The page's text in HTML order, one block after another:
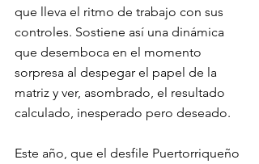
que lleva el ritmo de trabajo con sus
controles. Sostiene así una dinámica
que desemboca en el momento
sorpresa al despegar el papel de la
matriz y ver, asombrado, el resultado
calculado, inesperado pero deseado.
Este año, que el desfile Puertorriqueño